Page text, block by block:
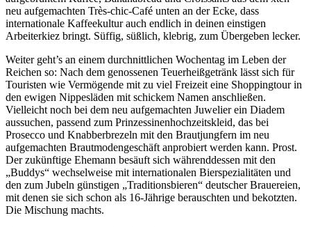
neu aufgemachten Très-chic-Café unten an der Ecke, dass
internationale Kaffeekultur auch endlich in deinen einstigen
Arbeiterkiez bringt. Süffig, süßlich, klebrig, zum Übergeben lecker.
Weiter geht’s an einem durchnittlichen Wochentag im Leben der
Reichen so: Nach dem genossenen Teuerheißgetränk lässt sich für
Touristen wie Vermögende mit zu viel Freizeit eine Shoppingtour in
den ewigen Nippesläden mit schickem Namen anschließen.
Vielleicht noch bei dem neu aufgemachten Juwelier ein Diadem
aussuchen, passend zum Prinzessinenhochzeitskleid, das bei
Prosecco und Knabberbrezeln mit den Brautjungfern im neu
aufgemachten Brautmodengeschäft anprobiert werden kann. Prost.
Der zukünftige Ehemann besäuft sich währenddessen mit den
„Buddys“ wechselweise mit internationalen Bierspezialitäten und
den zum Jubeln günstigen „Traditionsbieren“ deutscher Brauereien,
mit denen sie sich schon als 16-Jährige berauschten und bekotzten.
Die Mischung machts.